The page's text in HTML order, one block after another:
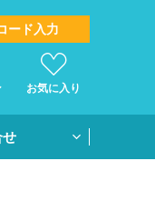
ード入力
お気に入り
せ